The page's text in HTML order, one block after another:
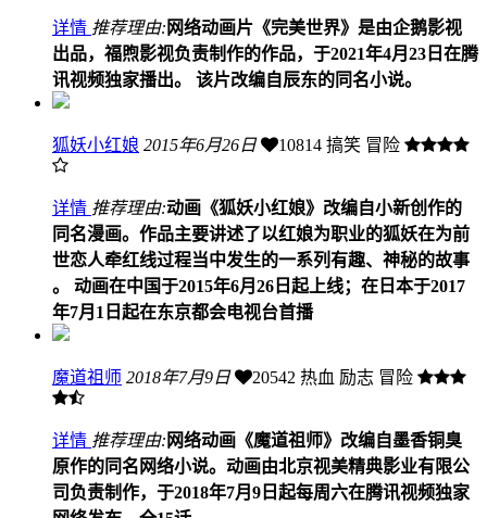
详情 推荐理由: 网络动画片《完美世界》是由企鹅影视
出品，福煦影视负责制作的作品，于2021年4月23日在腾
讯视频独家播出。 该片改编自辰东的同名小说。
狐妖小红娘 2015年6月26日 10814 搞笑 冒险
详情 推荐理由:动画《狐妖小红娘》改编自小新创作的
同名漫画。作品主要讲述了以红娘为职业的狐妖在为前
世恋人牵红线过程当中发生的一系列有趣、神秘的故事
。 动画在中国于2015年6月26日起上线；在日本于2017
年7月1日起在东京都会电视台首播
魔道祖师 2018年7月9日 20542 热血 励志 冒险
详情 推荐理由: 网络动画《魔道祖师》改编自墨香铜臭
原作的同名网络小说。动画由北京视美精典影业有限公
司负责制作，于2018年7月9日起每周六在腾讯视频独家